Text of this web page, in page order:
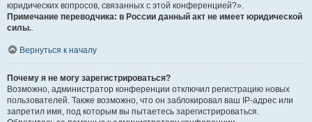
юридических вопросов, связанных с этой конференцией?».
Примечание переводчика: в России данный акт не имеет юридической
силы..
Вернуться к началу
Почему я не могу зарегистрироваться?
Возможно, администратор конференции отключил регистрацию новых
пользователей. Также возможно, что он заблокировал ваш IP-адрес или
запретил имя, под которым вы пытаетесь зарегистрироваться.